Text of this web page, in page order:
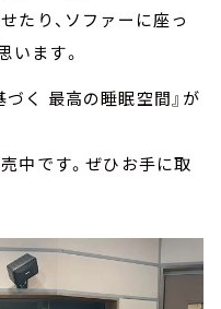
たり、ソファーに座っ
います。
く 最高の睡眠空間』が
中です。ぜひお手に取